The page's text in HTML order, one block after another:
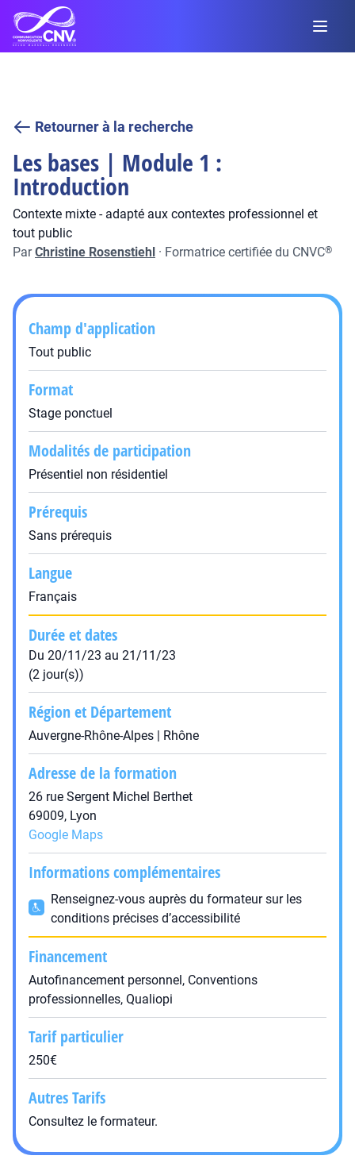
Retourner à la recherche
Les bases | Module 1 :
Introduction
Contexte mixte - adapté aux contextes professionnel et
tout public
ParChristine Rosenstiehl · Formatrice certifiée du CNVC®
Champ d'application
Tout public
Format
Stage ponctuel
Modalités de participation
Présentiel non résidentiel
Prérequis
Sans prérequis
Langue
Français
Durée et dates
Du 20/11/23 au 21/11/23
(2 jour(s))
Région et Département
Auvergne-Rhône-Alpes | Rhône
Adresse de la formation
26 rue Sergent Michel Berthet
69009, Lyon
Google Maps
Informations complémentaires
Renseignez-vous auprès du formateur sur les
conditions précises d’accessibilité
Financement
Autofinancement personnel, Conventions
professionnelles, Qualiopi
Tarif particulier
250€
Autres Tarifs
Consultez le formateur.